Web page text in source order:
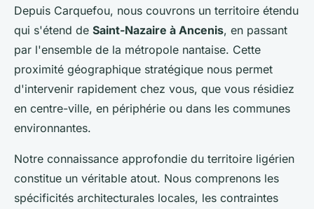
Depuis Carquefou, nous couvrons un territoire étendu
qui s'étend de Saint-Nazaire à Ancenis, en passant
par l'ensemble de la métropole nantaise. Cette
proximité géographique stratégique nous permet
d'intervenir rapidement chez vous, que vous résidiez
en centre-ville, en périphérie ou dans les communes
environnantes.
Notre connaissance approfondie du territoire ligérien
constitue un véritable atout. Nous comprenons les
spécificités architecturales locales, les contraintes